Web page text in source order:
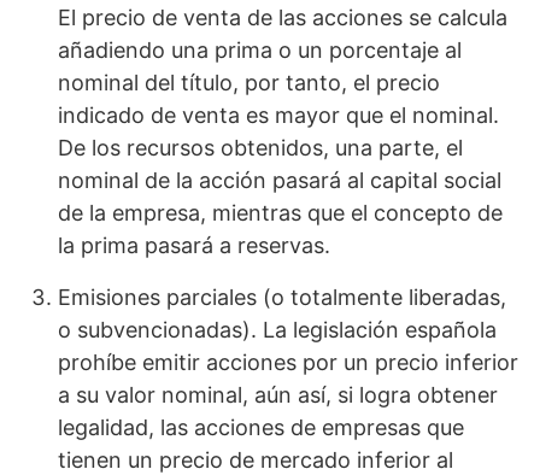
El precio de venta de las acciones se calcula
añadiendo una prima o un porcentaje al
nominal del título, por tanto, el precio
indicado de venta es mayor que el nominal.
De los recursos obtenidos, una parte, el
nominal de la acción pasará al capital social
de la empresa, mientras que el concepto de
la prima pasará a reservas.
Emisiones parciales (o totalmente liberadas,
o subvencionadas). La legislación española
prohíbe emitir acciones por un precio inferior
a su valor nominal, aún así, si logra obtener
legalidad, las acciones de empresas que
tienen un precio de mercado inferior al